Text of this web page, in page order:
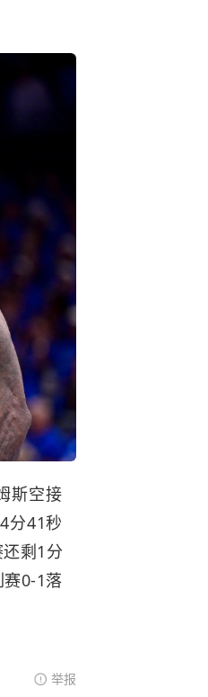
斯空接
分41秒
剩1分
0-1落
举报